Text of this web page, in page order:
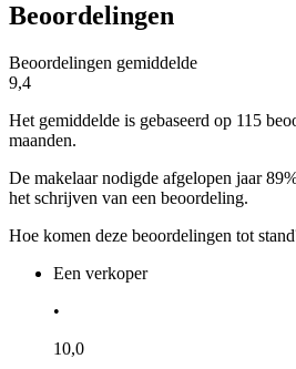
Beoordelingen
Beoordelingen gemiddelde
9,4
Het gemiddelde is gebaseerd op 115
maanden.
De makelaar nodigde afgelopen jaar
het schrijven van een beoordeling.
Hoe komen deze beoordelingen tot
Een verkoper
•
10,0